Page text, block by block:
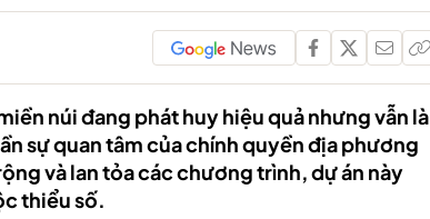
núi đang phát huy hiệu quả nhưng vẫn là
sự quan tâm của chính quyền địa phương
và lan tỏa các chương trình, dự án này
thiểu số.